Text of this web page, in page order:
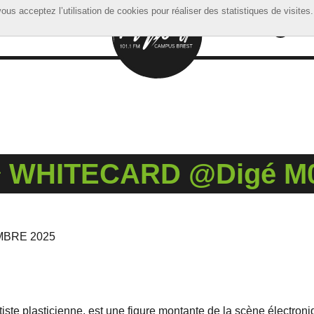
acceptez l’utilisation de cookies pour réaliser des statistiques de visites.
acceptez l’utilisation de cookies pour réaliser des statistiques de visites.
@Digé
2025
plasticienne, est une figure montante de la scène